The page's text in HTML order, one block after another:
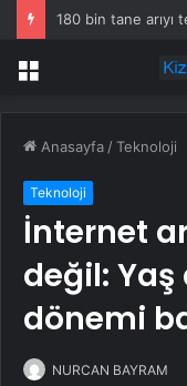
180 bin tane arıyı
Menü
Anasayfa /Teknoloji
Teknoloji
İnternet
değil:
dönemi
NURCAN BAYRAM